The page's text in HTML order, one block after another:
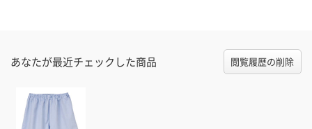
あなたが最近チェックした商品 閲覧履歴の削除